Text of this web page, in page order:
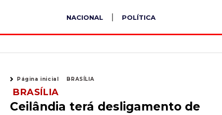
NACIONAL POLÍTICA
Página inicial BRASÍLIA
BRASÍLIA
Ceilândia terá desligamento de